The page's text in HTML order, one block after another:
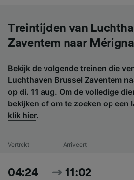
Treintijden van
Zaventem naar
Bekijk de volgende treinen die
Luchthaven Brussel Zaventem
op di. 11 aug. Om de volledige
bekijken of om te zoeken op een
klik hier.
Vertrekt Arriveert
04:24 11:02